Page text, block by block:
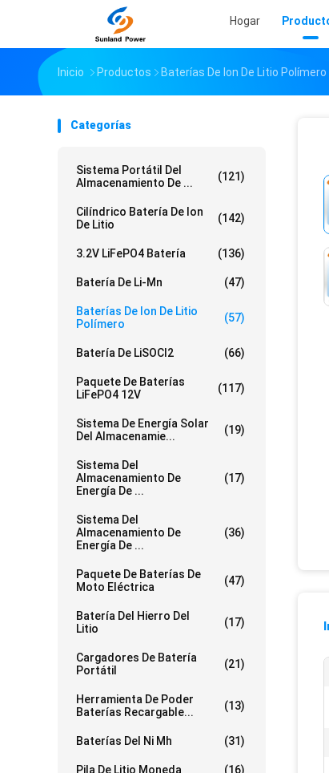
Hogar
Inicio Productos Baterías De Ion De Litio Polímero
Categorías
Sistema Portátil Del
Almacenamiento De ...
(121)
Cilíndrico Batería De Ion
De Litio
(142)
3.2V LiFePO4 Batería (136)
Batería De Li-Mn (47)
Baterías De Ion De Litio
Polímero
(57)
Batería De LiSOCl2 (66)
Paquete De Baterías
LiFePO4 12V
(117)
Sistema De Energía Solar
Del Almacenamie...
(19)
Sistema Del
Almacenamiento De
Energía De ...
(17)
Sistema Del
Almacenamiento De
Energía De ...
(36)
Paquete De Baterías De
Moto Eléctrica
(47)
Batería Del Hierro Del
Litio
(17)
Cargadores De Batería
Portátil
(21)
Herramienta De Poder
Baterías Recargable...
(13)
Baterías Del Ni Mh (31)
Pila De Litio Moneda (16)